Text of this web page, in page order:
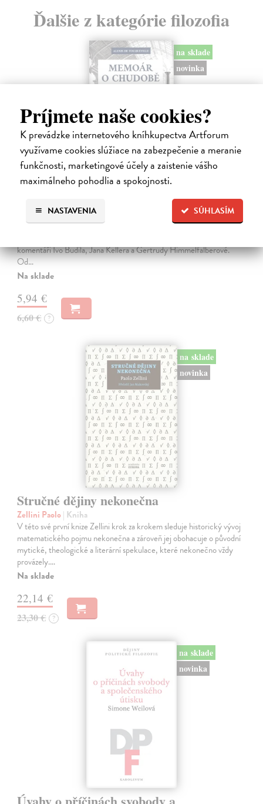
Príjmete naše cookies?
K prevádzke internetového kníhkupectva Artforum
využívame cookies slúžiace na zabezpečenie a meranie
funkčnosti, marketingové účely a zaistenie vášho
maximálneho pohodlia a spokojnosti.
SÚHLASÍM
NASTAVENIA
Ďalšie z kategórie filozofia
na sklade
novinka
Tocqueville Alexis de| Kniha
První český překlad méně známého díla jedné z nejvýznamnějších
komentáři Ivo Budila, Jana Kellera a Gertrudy Himmelfalberové.
Od…
Na sklade
5,94 €
6,60 € ?
na sklade
novinka
Stručné dějiny nekonečna
Zellini Paolo| Kniha
V této své první knize Zellini krok za krokem sleduje historický vývoj
matematického pojmu nekonečna a zároveň jej obohacuje o původní
mytické, theologické a literární spekulace, které nekonečno vždy
provázely.…
Na sklade
22,14 €
23,30 € ?
na sklade
novinka